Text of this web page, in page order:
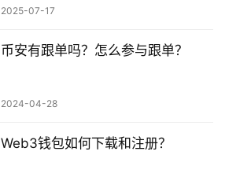
2025-07-17
币安有跟单吗？怎么参与跟单？
2024-04-28
Web3钱包如何下载和注册？